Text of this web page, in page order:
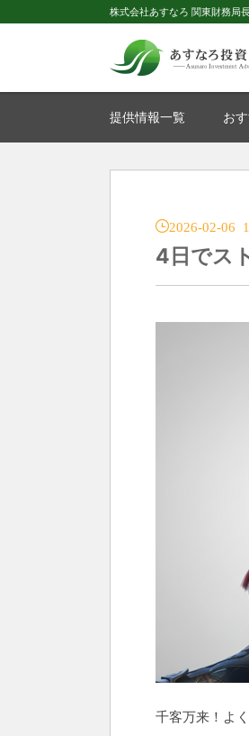
株式会社あすなろ 関東財務局
提供情報一覧 お
2026-02-06
4日でス
千客万来！よ